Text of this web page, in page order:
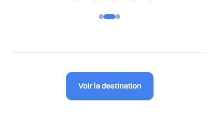
Voir la destination